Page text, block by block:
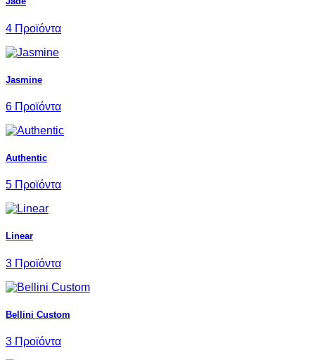
4 Προϊόντα
Jasmine
6 Προϊόντα
Authentic
5 Προϊόντα
Linear
3 Προϊόντα
Bellini Custom
3 Προϊόντα